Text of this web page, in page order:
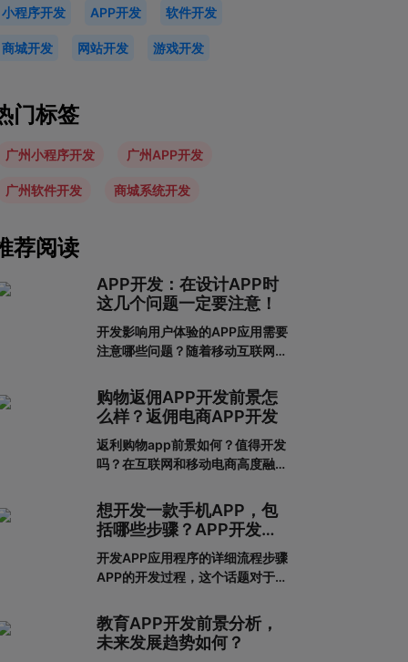
小程序开发 APP开发 软件开发
商城开发 网站开发 游戏开发
门标签
广州小程序开发 广州APP开发
广州软件开发 商城系统开发
荐阅读
APP开发：在设计APP时
这几个问题一定要注意！
开发影响用户体验的APP应用需要
注意哪些问题？随着移动互联网的
越大，这也给企业带来了更多的商
机，于是很多企业开始开发长沙
APP，希望从中获得更多的发展机
会。当然，并不仅仅是开发APP应
用就能达到目的。前提一定是保证
在
购物返佣APP开发前景怎
么样？返佣电商APP开发
返利购物app前景如何？值得开发
吗？在互联网和移动电商高度融合
到购买商品的便利，所以市面上的
移动网购平台越来越多。为了更好
地吸引用户，许多企业和商家开始
致力于返利购物app的建设。返利
购物app有什么优势？一、在网络
者的
想开发一款手机APP，包
括哪些步骤？APP开发流
程详解
开发APP应用程序的详细流程步骤
APP的开发过程，这个话题对于我
可能并不陌生，但是对于很多没有
接触过这个板块的人来说，就比较
难理解了。其实，APP开发的流程
教育APP开发前景分析，
未来发展趋势如何？